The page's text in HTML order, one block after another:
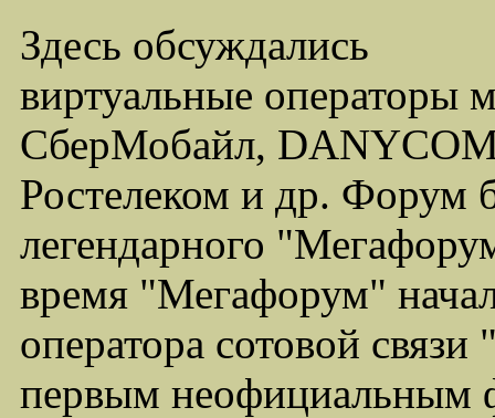
Здесь обсуждались
виртуальные операторы
СберМобайл,
Ростелеком и др. Форум
легендарного
время "Мегафорум"
оператора сотовой
первым неофициальным